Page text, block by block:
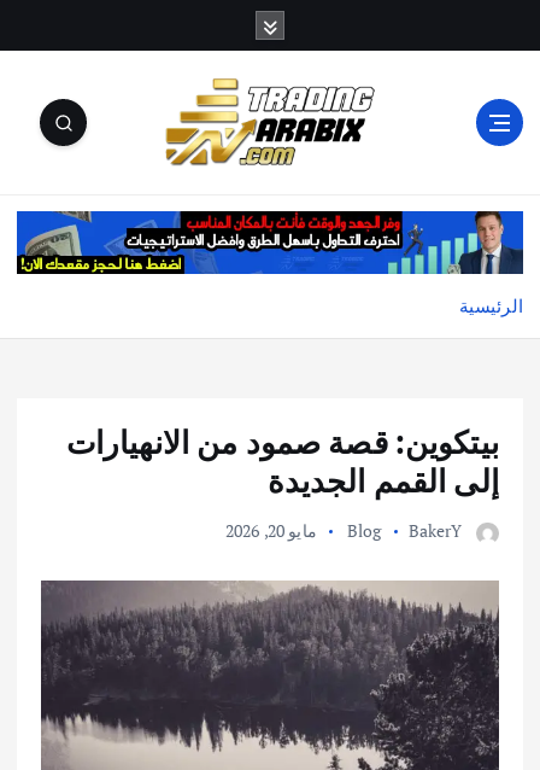
م
والكريبتو
الرئيسية
بيتكوين: قصة صمود من الانهيارات
إلى القمم الجديدة
BakerY
Blog مايو 20, 2026